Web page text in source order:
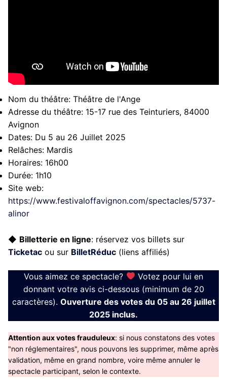
Nom du théâtre: Théâtre de l'Ange
Adresse du théâtre: 15-17 rue des Teinturiers, 84000
Avignon
Dates: Du 5 au 26 Juillet 2025
Relâches: Mardis
Horaires: 16h00
Durée: 1h10
Site web:
https://www.festivaloffavignon.com/spectacles/5737-
alinor
◆ Billetterie en ligne: réservez vos billets sur
Ticketac ou sur BilletRéduc (liens affiliés)
Vous aimez ce spectacle?
Votez pour lui en
donnant votre avis ci-dessous (minimum de 20
caractères). Ouverture des votes du 05 au 26 juillet
2025 inclus.
Attention aux votes frauduleux: si nous constatons des votes
"non réglementaires", nous pouvons les supprimer, même après
validation, même en grand nombre, voire même annuler le
spectacle participant, selon le contexte.